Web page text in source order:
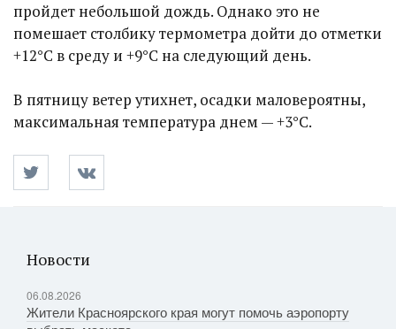
пройдет небольшой дождь. Однако это не
помешает столбику термометра дойти до отметки
+12°C в среду и +9°C на следующий день.
В пятницу ветер утихнет, осадки маловероятны,
максимальная температура днем — +3°C.
Новости
06.08.2026
Жители Красноярского края могут помочь аэропорту